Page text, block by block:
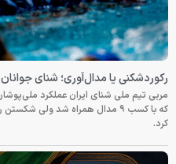
رکوردشکنی یا مدال‌آوری؛ شنای جوانان
مربی تیم ملی شنای ایران عملکرد
که با کسب ۹ مدال همراه شد ولی
کرد.